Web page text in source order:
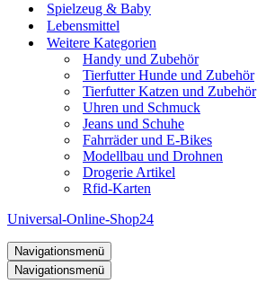
Spielzeug & Baby
Lebensmittel
Weitere Kategorien
Handy und Zubehör
Tierfutter Hunde und Zubehör
Tierfutter Katzen und Zubehör
Uhren und Schmuck
Jeans und Schuhe
Fahrräder und E-Bikes
Modellbau und Drohnen
Drogerie Artikel
Rfid-Karten
Universal-Online-Shop24
Navigationsmenü
Navigationsmenü